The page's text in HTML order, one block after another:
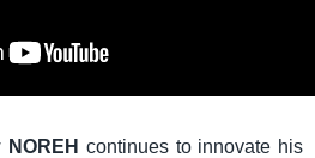
NOREH continues to innovate his